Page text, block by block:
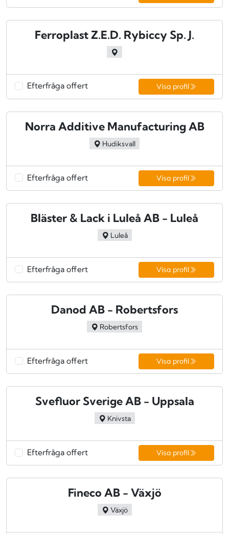
Ferroplast Z.E.D. Rybiccy Sp. J.
Efterfråga offert Visa profil
Norra Additive Manufacturing AB
Hudiksvall
Efterfråga offert Visa profil
Bläster & Lack i Luleå AB - Luleå
Luleå
Efterfråga offert Visa profil
Danod AB - Robertsfors
Robertsfors
Efterfråga offert Visa profil
Svefluor Sverige AB - Uppsala
Knivsta
Efterfråga offert Visa profil
Fineco AB - Växjö
Växjö